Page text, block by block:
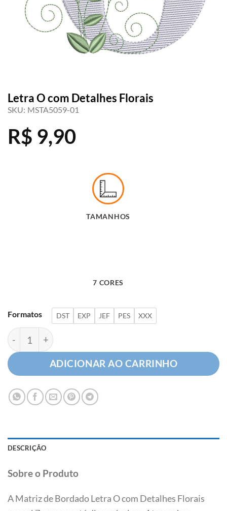
Letra O com Detalhes Florais
SKU: MSTA5059-01
R$ 9,90
TAMANHOS
Formatos DST EXP JEF PES XXX
Letra O com Detalhes Florais quantidade
ADICIONAR AO CARRINHO
DESCRIÇÃO
Sobre o Produto
A Matriz de Bordado Letra O com Detalhes Florais